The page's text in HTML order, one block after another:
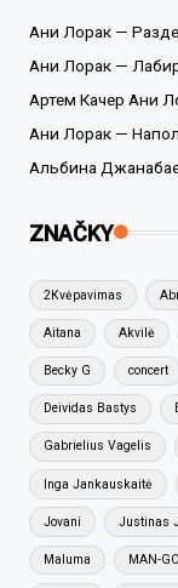
Ани Лорак —
Ани Лорак —
Артем Качер Ани
Ани Лорак —
Альбина
ZNAČKY
2Kvėpavimas
Aitana Akvilė
Becky G concert
Deividas Bastys
Gabrielius Vagelis
Inga Jankauskaitė
Jovani Justinas
Maluma MAN-GO